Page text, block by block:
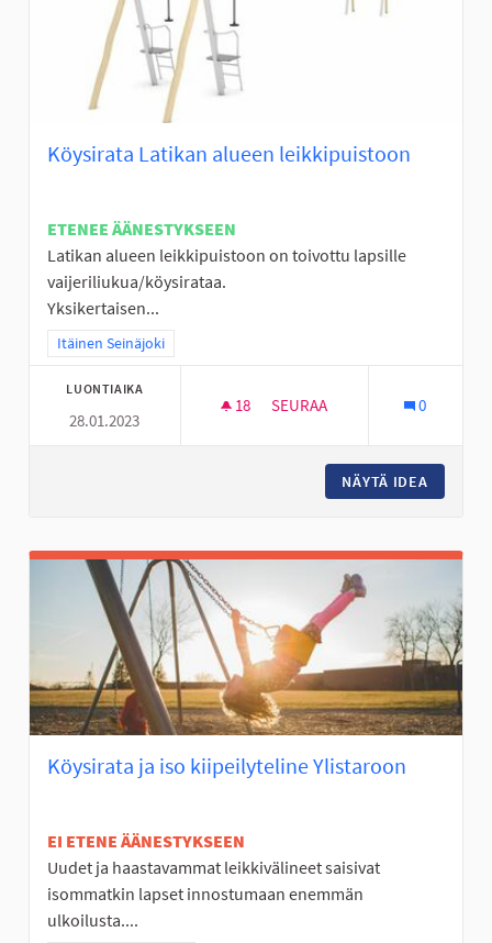
Köysirata Latikan alueen leikkipuistoon
ETENEE ÄÄNESTYKSEEN
Latikan alueen leikkipuistoon on toivottu lapsille
vaijeriliukua/köysirataa.
Yksikertaisen...
Rajaa tulokset teeman mukaan: Itäinen Seinäjoki
Itäinen Seinäjoki
LUONTIAIKA
28.01.2023
18 18 SEURAAJAA
SEURAA 0
NÄYTÄ IDEA
Köysirata ja iso kiipeilyteline Ylistaroon
EI ETENE ÄÄNESTYKSEEN
Uudet ja haastavammat leikkivälineet saisivat
isommatkin lapset innostumaan enemmän
ulkoilusta....